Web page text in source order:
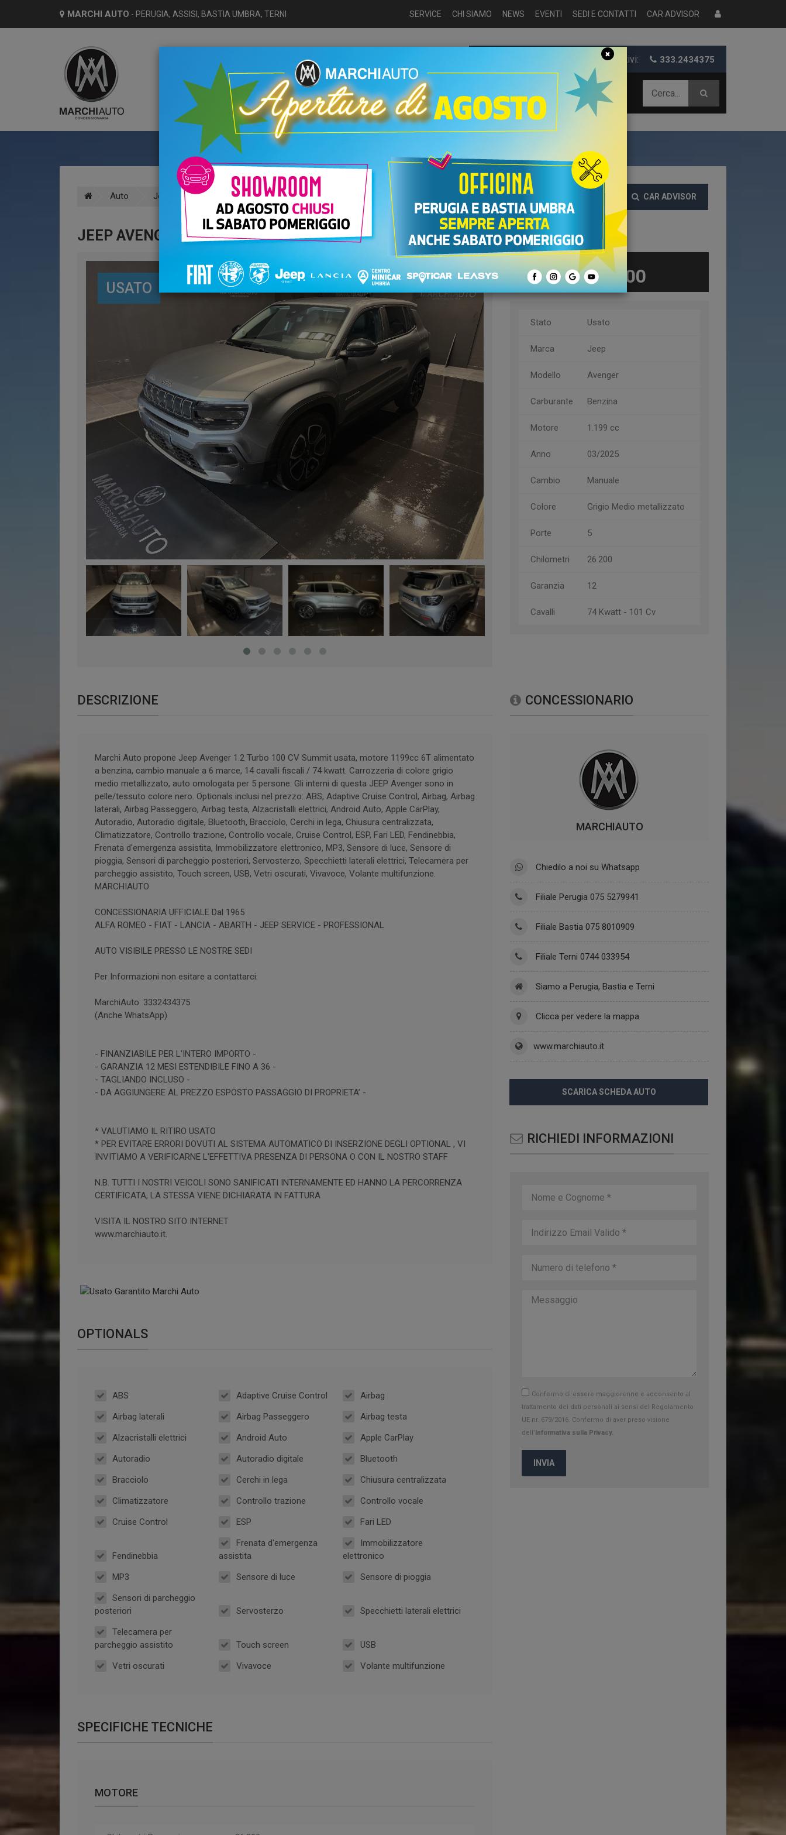
MARCHI AUTO - PERUGIA, ASSISI, BASTIA UMBRA, TERNI SERVICE CHI SIAMO NEWS EVENTI SEDI E CONTATTI CAR ADVISOR
Chiamaci per informazioni e preventivi: 333.2434375
HOME USATO NUOVO NOLEGGIO USATO AZIENDALE
Auto Jeep Avenger Benzina Usate Jeep Avenger 1.2... CAR ADVISOR
JEEP AVENGER 1.2 TURBO 100 CV SUMMIT
USATO
€ 23.800
Stato Usato
Marca Jeep
Modello Avenger
Carburante Benzina
Motore 1.199 cc
Anno 03/2025
Cambio Manuale
Colore Grigio Medio metallizzato
Porte 5
Chilometri 26.200
Garanzia 12
Cavalli 74 Kwatt - 101 Cv
DESCRIZIONE
Marchi Auto propone Jeep Avenger 1.2 Turbo 100 CV Summit usata, motore 1199cc 6T alimentato
a benzina, cambio manuale a 6 marce, 14 cavalli fiscali / 74 kwatt. Carrozzeria di colore grigio
medio metallizzato, auto omologata per 5 persone. Gli interni di questa JEEP Avenger sono in
pelle/tessuto colore nero. Optionals inclusi nel prezzo: ABS, Adaptive Cruise Control, Airbag, Airbag
laterali, Airbag Passeggero, Airbag testa, Alzacristalli elettrici, Android Auto, Apple CarPlay,
Autoradio, Autoradio digitale, Bluetooth, Bracciolo, Cerchi in lega, Chiusura centralizzata,
Climatizzatore, Controllo trazione, Controllo vocale, Cruise Control, ESP, Fari LED, Fendinebbia,
Frenata d'emergenza assistita, Immobilizzatore elettronico, MP3, Sensore di luce, Sensore di
pioggia, Sensori di parcheggio posteriori, Servosterzo, Specchietti laterali elettrici, Telecamera per
parcheggio assistito, Touch screen, USB, Vetri oscurati, Vivavoce, Volante multifunzione.
MARCHIAUTO
CONCESSIONARIA UFFICIALE Dal 1965
ALFA ROMEO - FIAT - LANCIA - ABARTH - JEEP SERVICE - PROFESSIONAL
AUTO VISIBILE PRESSO LE NOSTRE SEDI
Per Informazioni non esitare a contattarci:
MarchiAuto: 3332434375
(Anche WhatsApp)
- FINANZIABILE PER L'INTERO IMPORTO -
- GARANZIA 12 MESI ESTENDIBILE FINO A 36 -
- TAGLIANDO INCLUSO -
- DA AGGIUNGERE AL PREZZO ESPOSTO PASSAGGIO DI PROPRIETA’ -
* VALUTIAMO IL RITIRO USATO
* PER EVITARE ERRORI DOVUTI AL SISTEMA AUTOMATICO DI INSERZIONE DEGLI OPTIONAL , VI
INVITIAMO A VERIFICARNE L'EFFETTIVA PRESENZA DI PERSONA O CON IL NOSTRO STAFF
N.B. TUTTI I NOSTRI VEICOLI SONO SANIFICATI INTERNAMENTE ED HANNO LA PERCORRENZA
CERTIFICATA, LA STESSA VIENE DICHIARATA IN FATTURA
VISITA IL NOSTRO SITO INTERNET
www.marchiauto.it.
OPTIONALS
ABS Adaptive Cruise Control
Airbag
Airbag laterali
Airbag Passeggero
Airbag testa
Alzacristalli elettrici
Android Auto
Apple CarPlay
Autoradio
Autoradio digitale
Bluetooth
Bracciolo
Cerchi in lega
Chiusura centralizzata
Climatizzatore
Controllo trazione
Controllo vocale
Cruise Control
ESP Fari LED
Fendinebbia
Frenata d'emergenza
assistita
Immobilizzatore
elettronico
MP3
Sensore di luce
Sensore di pioggia
Sensori di parcheggio
posteriori
Servosterzo
Specchietti laterali elettrici
Telecamera per
parcheggio assistito
Touch screen
USB
Vetri oscurati
Vivavoce Volante multifunzione
SPECIFICHE TECNICHE
MOTORE
CONCESSIONARIO
MARCHIAUTO
Chiedilo a noi su Whatsapp
Filiale Perugia 075 5279941
Filiale Bastia 075 8010909
Filiale Terni 0744 033954
Siamo a Perugia, Bastia e Terni
Clicca per vedere la mappa
www.marchiauto.it
SCARICA SCHEDA AUTO
RICHIEDI INFORMAZIONI
Confermo di essere maggiorenne e acconsento al
trattamento dei dati personali ai sensi del Regolamento
UE nr. 679/2016. Confermo di aver preso visione
dell’ Informativa sulla Privacy.
INVIA
×